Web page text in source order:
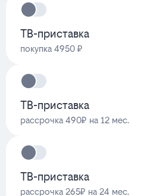
ТВ-приставка
покупка 4950 ₽
ТВ-приставка
рассрочка 490₽ на 12 мес.
ТВ-приставка
рассрочка 265₽ на 24 мес.